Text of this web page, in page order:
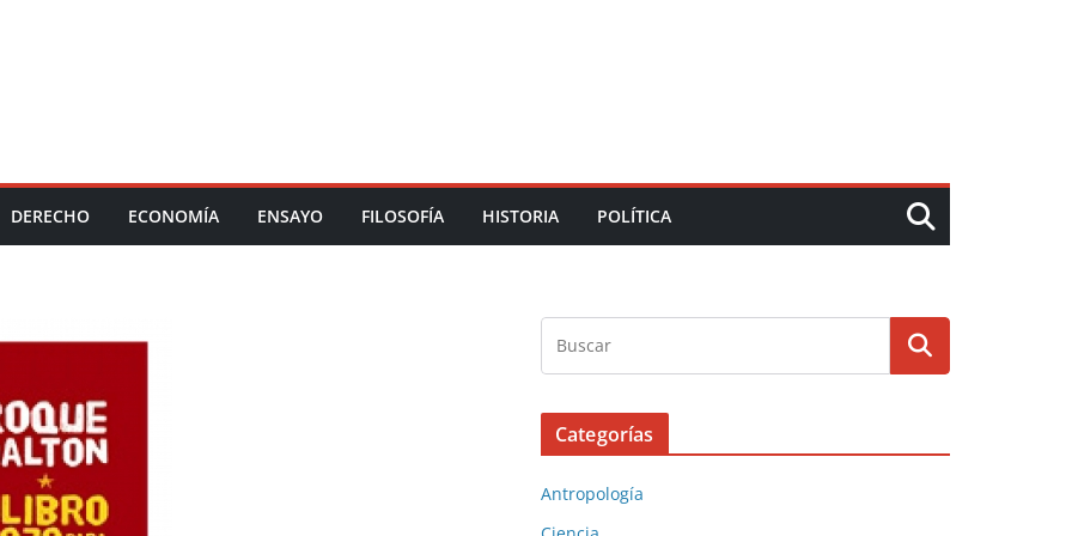
DERECHO ECONOMÍA ENSAYO FILOSOFÍA HISTORIA POLÍTICA
Categorías
Antropología